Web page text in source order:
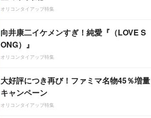
オリコンタイアップ特集
向井康二イケメンすぎ！純愛『（LOVE S
ONG）』
オリコンタイアップ特集
大好評につき再び！ファミマ名物45％増量
キャンペーン
オリコンタイアップ特集